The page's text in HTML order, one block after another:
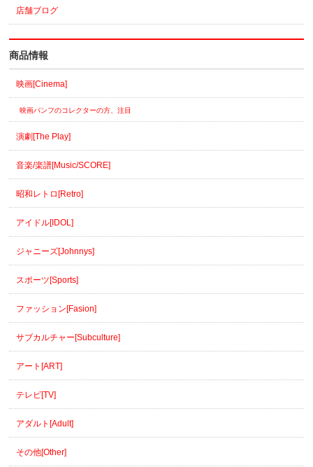
店舗ブログ
商品情報
映画[Cinema]
映画パンフのコレクターの方、注目
演劇[The Play]
音楽/楽譜[Music/SCORE]
昭和レトロ[Retro]
アイドル[IDOL]
ジャニーズ[Johnnys]
スポーツ[Sports]
ファッション[Fasion]
サブカルチャー[Subculture]
アート[ART]
テレビ[TV]
アダルト[Adult]
その他[Other]